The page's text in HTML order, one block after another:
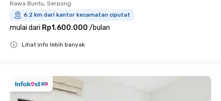
Rawa Buntu, Serpong
6.2 km dari kantor kecamatan ciputat
mulai dari Rp1.600.000 /bulan
Lihat info lebih banyak